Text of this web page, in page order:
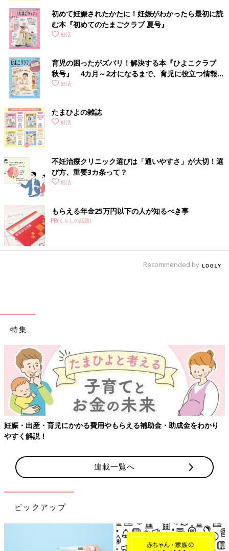
初めて妊娠されたかたに！妊娠がわかったら最初に読
む本『初めてのたまごクラブ 夏号』
妊活
育児の困ったがズバリ！解決する本『ひよこクラブ
秋号』 4カ月～2才になるまで、育児に役立つ情報が
いっぱい！
妊活
たまひよの雑誌
妊活
不妊治療クリニック選びは「通いやすさ」が大切！選
び方、重要3カ条って？
妊活
もらえる年金25万円以下の人が知るべき事
PR(くらしの話題)
Recommended by
特集
【ワクチン接種できるものも】妊婦の感染症対策、知っておいて
連載一覧へ
ピックアップ